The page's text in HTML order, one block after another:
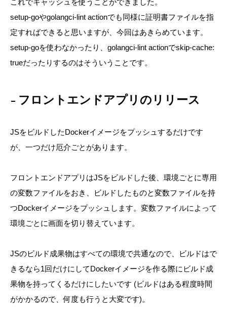
これでキャッシュを使うことができました。
setup-goやgolangci-lint actionでも同様に証明書ファイルを指
定すればできると思いますが、今回はあきらめています。
setup-goを使わなかったり、golangci-lint actionでskip-cache:
trueだったりするのはそういうことです。
フロントエンドアプリのリリース
JSをビルドしたDockerイメージをプッシュするだけです
が、一つだけ厄介ごとがあります。
フロントエンドアプリはJSをビルドした後、環境ごとに専用
の変数ファイルをおき、ビルドしたものと変数ファイルを持
つDockerイメージをプッシュします。変数ファイルによって
環境ごとに画面を切り替えています。
JSのビルド成果物はすべての環境で共通なので、ビルドはで
きるなら1回だけにしてDockerイメージを作る際にビルド成
果物を持ってくるだけにしたいです (ビルドはある程度時間
がかかるので、何度も行うと大変です)。